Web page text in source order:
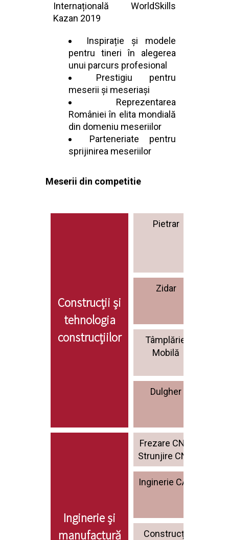
Internațională WorldSkills
Kazan 2019
Inspirație și modele
pentru tineri în alegerea
unui parcurs profesional
Prestigiu pentru
meserii și meseriași
Reprezentarea
României în elita mondială
din domeniu meseriilor
Parteneriate pentru
sprijinirea meseriilor
Meserii din competitie
Construcții și
tehnologia
construcțiilor
Pietrar
Zidar
Tâmplărie,
Mobilă
Dulgher
Inginerie și
manufactură
Frezare CNC,
Strunjire CNC
Inginerie CAD
Construcții